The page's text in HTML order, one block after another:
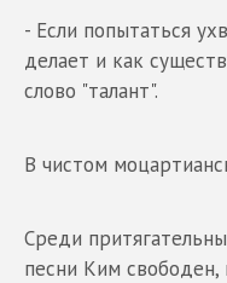
- Если попытаться
делает и как
слово "талант".
В чистом
Среди
песни Ким свободен,